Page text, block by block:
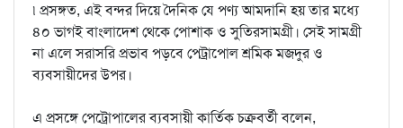
৷ প্রসঙ্গত, এই বন্দর দিয়ে দৈনিক যে পণ্য আমদানি হয় তার মধ্যে
৪০ ভাগই বাংলাদেশ থেকে পোশাক ও সুতিরসামগ্রী। সেই সামগ্রী
না এলে সরাসরি প্রভাব পড়বে পেট্রাপোল শ্রমিক মজদুর ও
ব্যবসায়ীদের উপর।
এ প্রসঙ্গে পেট্রোপালের ব্যবসায়ী কার্তিক চক্রবর্তী বলেন,